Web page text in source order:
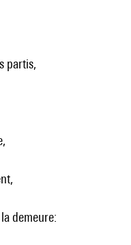
partis,
demeure: